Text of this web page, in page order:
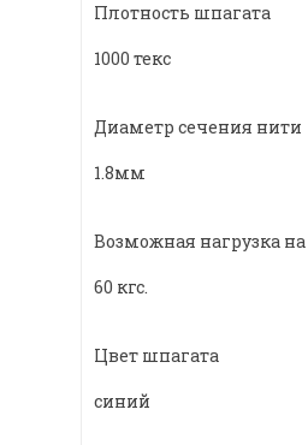
Плотность шпагата
1000 текс
Диаметр сечения нити
1.8мм
Возможная нагрузка
60 кгс.
Цвет шпагата
синий